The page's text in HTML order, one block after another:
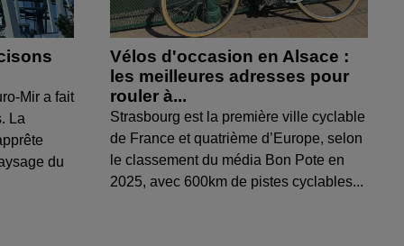
Mir a fait
La
du
Vélos d'occasion en Alsace :
les meilleures adresses pour
rouler à...
Strasbourg est la première ville cyclable
de France et quatrième d’Europe, selon
le classement du média Bon Pote en
2025, avec 600km de pistes cyclables...